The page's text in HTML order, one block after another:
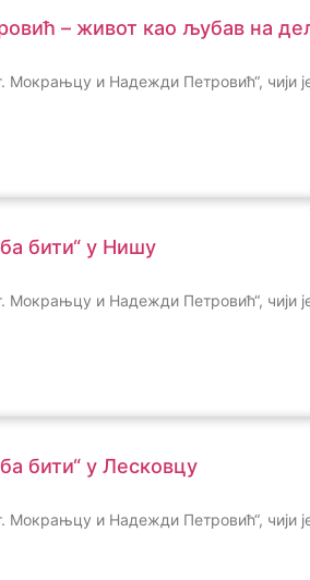
– живот као љубав на
Мокрањцу и Надежди Петровић“,
бити“ у Нишу
Мокрањцу и Надежди Петровић“,
бити“ у Лесковцу
Мокрањцу и Надежди Петровић“,